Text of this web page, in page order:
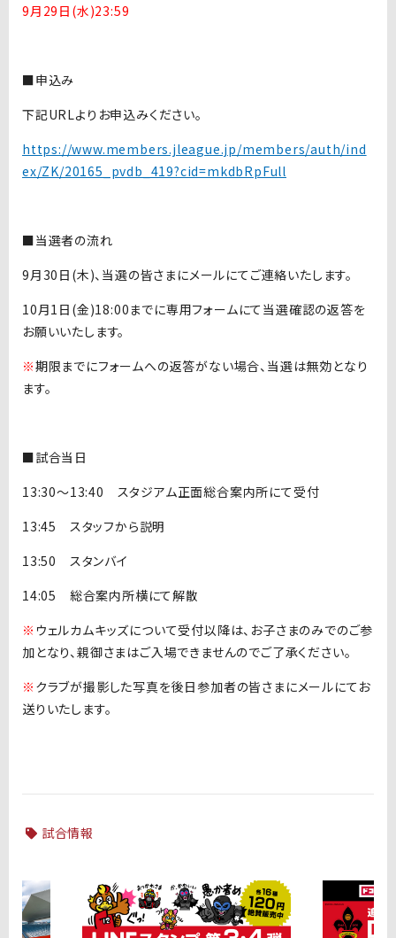
9月29日(水)23:59
■申込み
下記URLよりお申込みください。
https://www.members.jleague.jp/members/auth/ind
ex/ZK/20165_pvdb_419?cid=mkdbRpFull
■当選者の流れ
9月30日(木)、当選の皆さまにメールにてご連絡いたします。
10月1日(金)18:00までに専用フォームにて当選確認の返答を
お願いいたします。
※期限までにフォームへの返答がない場合、当選は無効となり
ます。
■試合当日
13:30〜13:40 スタジアム正面総合案内所にて受付
13:45 スタッフから説明
13:50 スタンバイ
14:05 総合案内所横にて解散
※ ウェルカムキッズについて受付以降は、お子さまのみでのご参
加となり、親御さまはご入場できませんのでご了承ください。
※ クラブが撮影した写真を後日参加者の皆さまにメールにてお
送りいたします。
試合情報